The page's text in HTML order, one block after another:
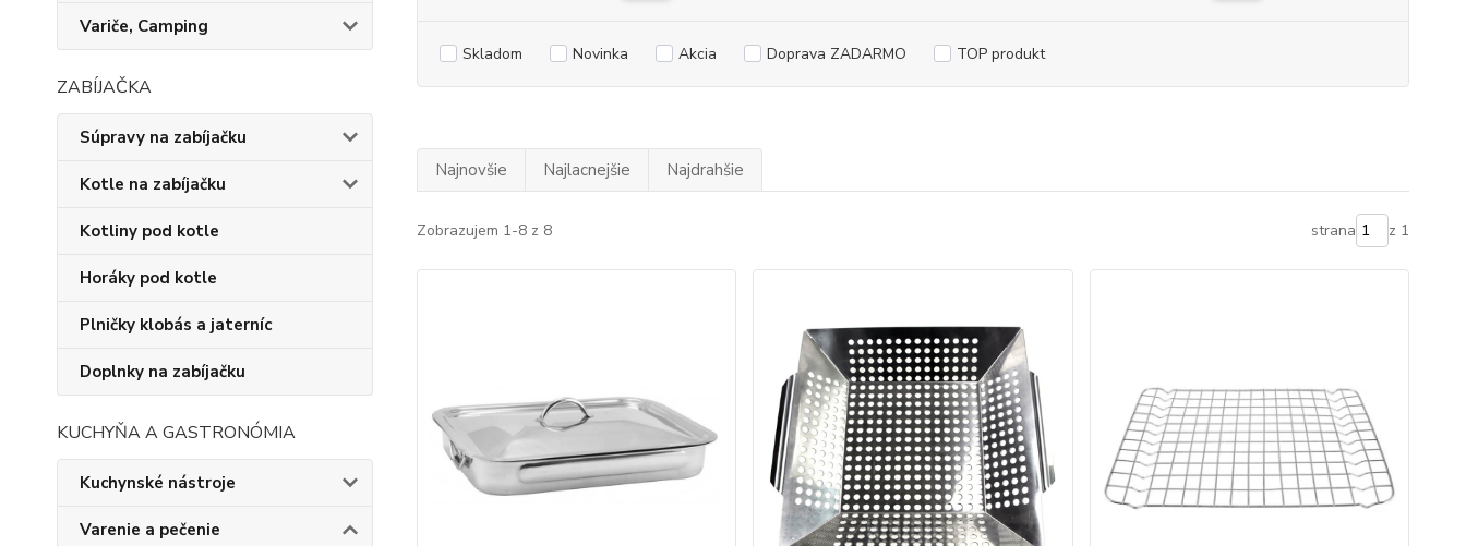
Variče, Camping
ZABÍJAČKA
Súpravy na zabíjačku
Kotle na zabíjačku
Kotliny pod kotle
Horáky pod kotle
Plničky klobás a jaterníc
Doplnky na zabíjačku
KUCHYŇA A GASTRONÓMIA
Kuchynské nástroje
Varenie a pečenie
Skladom Novinka Akcia Doprava ZADARMO TOP produkt
Najnovšie Najlacnejšie Najdrahšie
Zobrazujem 1-8 z 8 strana z 1